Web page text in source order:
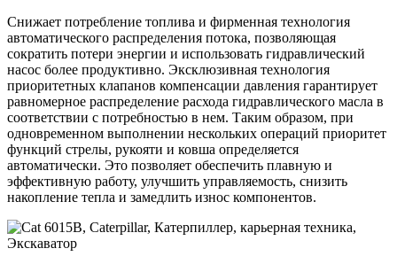
Снижает потребление топлива и фирменная технология
автоматического распределения потока, позволяющая
сократить потери энергии и использовать гидравлический
насос более продуктивно. Эксклюзивная технология
приоритетных клапанов компенсации давления гарантирует
равномерное распределение расхода гидравлического масла в
соответствии с потребностью в нем. Таким образом, при
одновременном выполнении нескольких операций приоритет
функций стрелы, рукояти и ковша определяется
автоматически. Это позволяет обеспечить плавную и
эффективную работу, улучшить управляемость, снизить
накопление тепла и замедлить износ компонентов.